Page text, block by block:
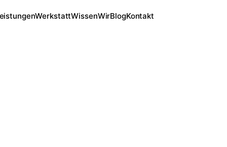
WerkstattWissenWirBlogKontakt